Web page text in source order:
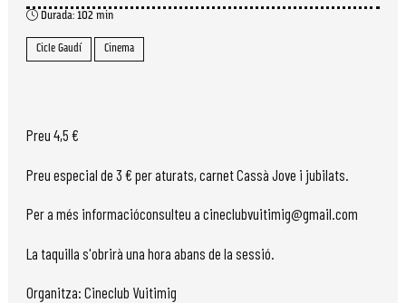
Durada: 102 min
Cicle Gaudí Cinema
Preu 4,5 €
Preu especial de 3 € per aturats, carnet Cassà Jove i jubilats.
Per a més informacióconsulteu a cineclubvuitimig@gmail.com
La taquilla s'obrirà una hora abans de la sessió.
Organitza: Cineclub Vuitimig